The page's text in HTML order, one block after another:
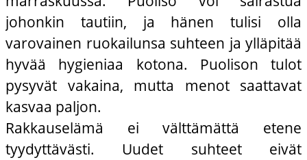
johonkin tautiin, ja hänen tulisi olla
varovainen ruokailunsa suhteen ja ylläpitää
hyvää hygieniaa kotona. Puolison tulot
pysyvät vakaina, mutta menot saattavat
kasvaa paljon.
Rakkauselämä ei välttämättä etene
tyydyttävästi. Uudet suhteet eivät